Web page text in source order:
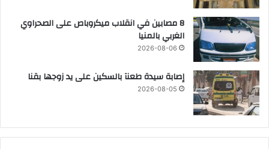
8 مصابين في انقلاب ميكروباص على الصحراوي
الغربي بالمنيا
2026-08-06
إصابة سيدة طعنآ بالسكين على يد زوجها بقنا
2026-08-05